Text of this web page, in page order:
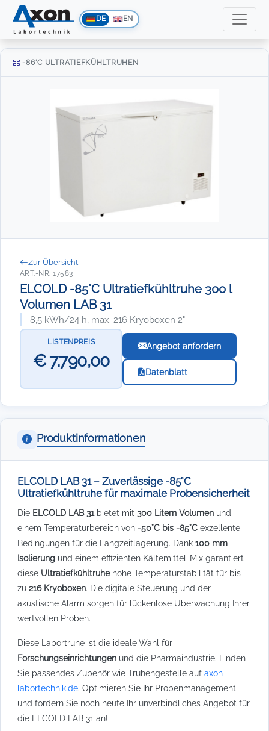
DE EN
-86°C ULTRATIEFKÜHLTRUHEN
Zur Übersicht
ART.-NR. 17583
ELCOLD -85°C Ultratiefkühltruhe 300 l
Volumen LAB 31
8,5 kWh/24 h, max. 216 Kryoboxen 2"
LISTENPREIS
€ 7.790,00
Angebot anfordern
Datenblatt
Produktinformationen
ELCOLD LAB 31 – Zuverlässige -85°C
Ultratiefkühltruhe für maximale Probensicherheit
Die ELCOLD LAB 31bietet mit 300 Litern Volumen und
einem Temperaturbereich von -50°C bis -85°C exzellente
Bedingungen für die Langzeitlagerung. Dank 100 mm
Isolierung und einem effizienten Kältemittel-Mix garantiert
diese Ultratiefkühltruhehohe Temperaturstabilität für bis
zu 216 Kryoboxen. Die digitale Steuerung und der
akustische Alarm sorgen für lückenlose Überwachung Ihrer
wertvollen Proben.
Diese Labortruhe ist die ideale Wahl für
Forschungseinrichtungen und die Pharmaindustrie. Finden
Sie passendes Zubehör wie Truhengestelle auf axon-
labortechnik.de. Optimieren Sie Ihr Probenmanagement
und fordern Sie noch heute Ihr unverbindliches Angebot für
die ELCOLD LAB 31 an!